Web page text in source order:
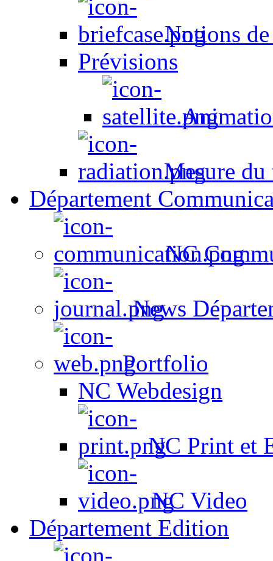
Notions
Prévisions
Mesure du
Département
NC
News
Portfolio
NC Webdesign
NC Print et
NC Video
Département Edition